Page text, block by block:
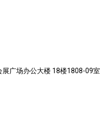
展广场办公大楼 18楼1808-09室